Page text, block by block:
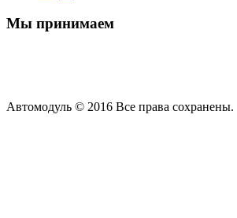
Мы принимаем
Автомодуль © 2016 Все права сохранены.